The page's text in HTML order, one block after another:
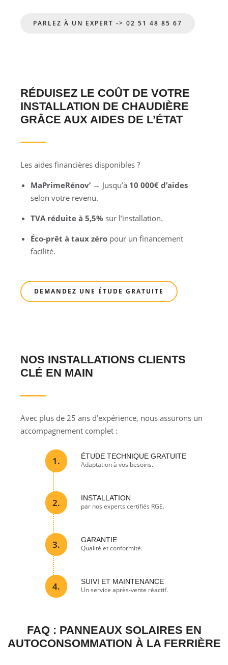
PARLEZ À UN EXPERT -> 02 51 48 85 67
RÉDUISEZ LE COÛT DE VOTRE
INSTALLATION DE CHAUDIÈRE
GRÂCE AUX AIDES DE L’ÉTAT
Les aides financières disponibles ?
MaPrimeRénov’ → Jusqu’à 10 000€ d’aides
selon votre revenu.
TVA réduite à 5,5% sur l’installation.
Éco-prêt à taux zéro pour un financement
facilité.
DEMANDEZ UNE ÉTUDE GRATUITE
NOS INSTALLATIONS CLIENTS
CLÉ EN MAIN
Avec plus de 25 ans d’expérience, nous assurons un
accompagnement complet :
1. ÉTUDE TECHNIQUE GRATUITE
Adaptation à vos besoins.
2. INSTALLATION
par nos experts certifiés RGE.
3. GARANTIE
Qualité et conformité.
4. SUIVI ET MAINTENANCE
Un service après-vente réactif.
FAQ : PANNEAUX SOLAIRES EN
AUTOCONSOMMATION À LA FERRIÈRE